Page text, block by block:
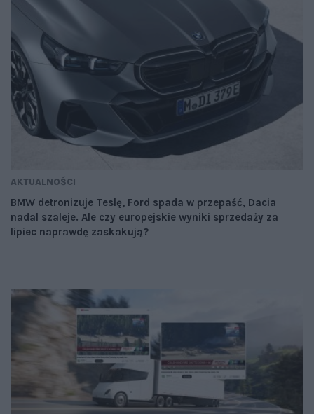
AKTUALNOŚCI
BMW detronizuje Teslę, Ford spada w przepaść, Dacia
nadal szaleje. Ale czy europejskie wyniki sprzedaży za
lipiec naprawdę zaskakują?